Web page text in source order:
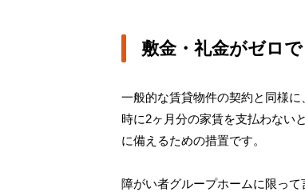
敷金・礼金がゼロ
一般的な賃貸物件の契約と同様
時に2ヶ月分の家賃を支払わない
に備えるための措置です。
障がい者グループホームに限っ